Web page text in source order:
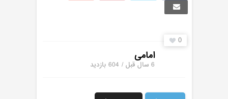
0
امامی
6 سال قبل / 604 بازدید